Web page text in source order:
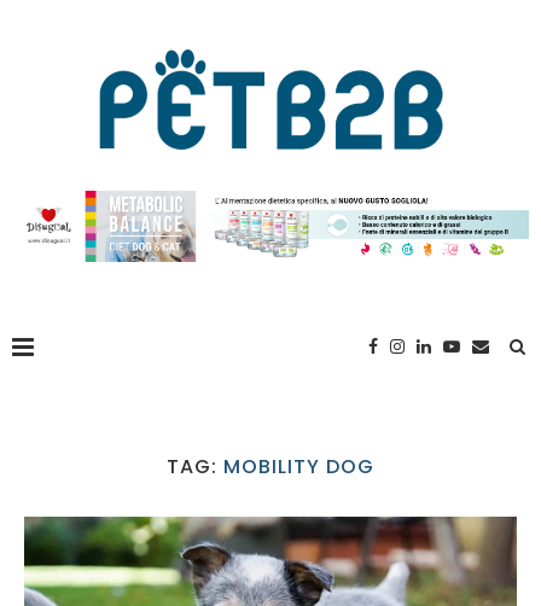
TAG: MOBILITY DOG